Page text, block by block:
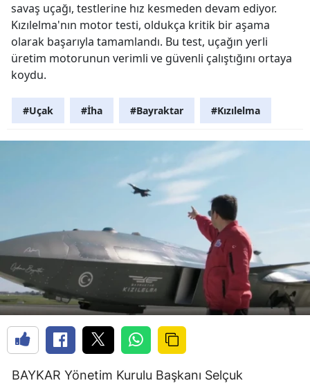
savaş uçağı, testlerine hız kesmeden devam ediyor.
Kızılelma'nın motor testi, oldukça kritik bir aşama
olarak başarıyla tamamlandı. Bu test, uçağın yerli
üretim motorunun verimli ve güvenli çalıştığını ortaya
koydu.
#Uçak #İha #Bayraktar #Kızılelma
BAYKAR Yönetim Kurulu Başkanı Selçuk